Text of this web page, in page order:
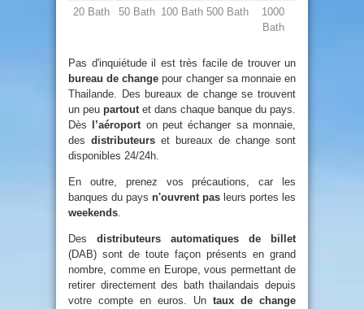
20 Bath 50 Bath 100 Bath 500 Bath
1000
Bath
Pas d'inquiétude il est très facile de trouver un
bureau de change pour changer sa monnaie en
Thailande. Des bureaux de change se trouvent
un peu partoutet dans chaque banque du pays.
Dès
l’aéroporton peut échanger sa monnaie,
des distributeurs et bureaux de change sont
disponibles 24/24h.
En outre, prenez vos précautions, car les
banques du pays n'ouvrent pas leurs portes les
weekends.
Des distributeurs automatiques de billet
(DAB) sont de toute façon présents en grand
nombre, comme en Europe, vous permettant de
retirer directement des bath thailandais depuis
votre compte en euros. Un taux de change